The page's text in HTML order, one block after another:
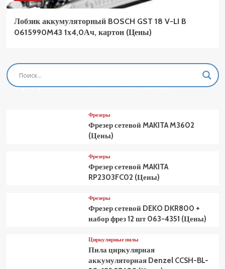
Лобзик аккумуляторный BOSCH GST 18 V-LI B
0615990M43 1х4,0Ач, картон (Цены)
Фрезеры
Фрезер сетевой MAKITA M3601 (Цены)
Фрезеры
Фрезер сетевой MAKITA M3602
(Цены)
Фрезеры
Фрезер сетевой MAKITA
RP2303FC02 (Цены)
Фрезеры
Фрезер сетевой DEKO DKR800 +
набор фрез 12 шт 063-4351 (Цены)
Циркулярные пилы
Пила циркулярная
аккумуляторная Denzel CCSH-BL-